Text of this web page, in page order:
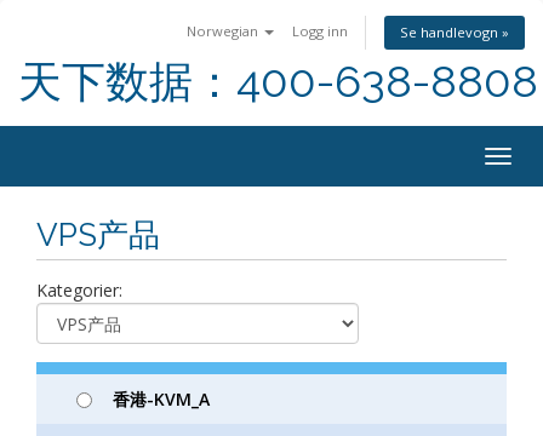
Norwegian Logg inn Se handlevogn »
天下数据：400-638-8808
VPS产品
Kategorier:
香港-KVM_A